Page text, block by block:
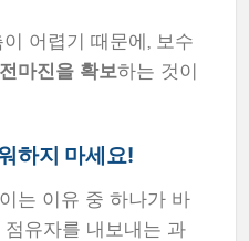
어렵기 때문에, 보수
마진을 확보하는 것이
하지 마세요!
는 이유 중 하나가 바
유자를 내보내는 과